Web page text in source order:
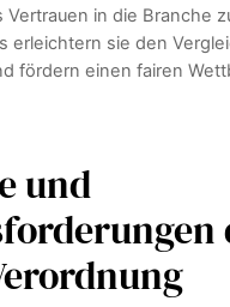
Vertrauen in die Branche
erleichtern sie den
fördern einen fairen
und